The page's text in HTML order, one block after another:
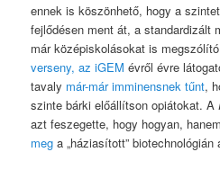
ennek is köszönhető, hogy a
fejlődésen ment át, a standardizált
már középiskolásokat is
verseny, az iGEM évről évre
tavaly már-már imminensnek tűnt,
szinte bárki előállítson opiátokat. A
azt feszegette, hogy hogyan,
meg a „háziasított”